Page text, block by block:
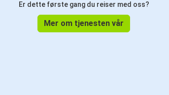
Er dette første gang du reiser med oss?
Mer om tjenesten vår